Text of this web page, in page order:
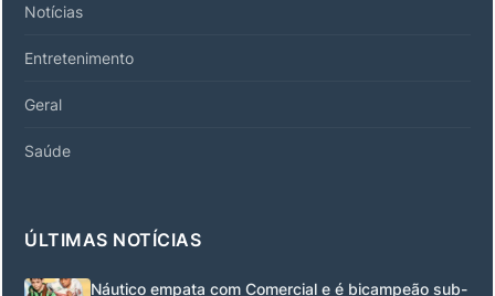
Notícias
Entretenimento
Geral
Saúde
ÚLTIMAS NOTÍCIAS
Náutico empata com Comercial e é bicampeão sub-